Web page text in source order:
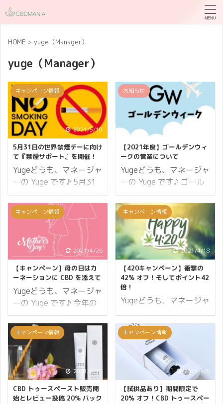
HOME > yuge（Manager）
yuge（Manager）
キャンペーン情報
2021/5/10
5月31日の世界禁煙デーに向け
て『禁煙サポート』を開催！
Yugeどうも、マネージャ
ーの Yuge です♪ 5月31
日は世界禁煙デーという
のはご存じでしたか？
WHO（世界保健機関）
により定められていて、
日本では「SMART LIFE
PROJECT」を立ち上げ
て賛同しているのです。
厚生労働省では5月31日
から6月6日を禁煙週間と
定めています。 この機会
に禁煙を始める人が多い
ということで、
CBDMANiA でも禁煙する
人を応援します！ キャン
ペーンの概要はこちら ↯
ポイント8倍 禁煙サポー
トプロジェクト 必ずもら
えるプレゼント それでは
お知らせ
【2021年度】ゴールデンウィ
ークの営業について
Yugeどうも、マネージャ
ーの Yuge です♪ ゴール
デンウィークの営業につ
いてお知らせします。
CBDMANiA の店舗につき
ましては「コロナ禍での
営業について」でご案内
申し上げた通り変わりあ
りません。 この記事では
ゴールデンウィークの配
送とメールやお電話での
問い合わせ対応について
お知らせします。 配送に
ついて ゴールデンウィー
クの配送業務は下記の通
りです。 4月29日(木)：
休業 4月30日(金)：13時
まで当日発送 5月01日
(土)：休業 5月02日
(日)：休業 5月03日
キャンペーン情報
2021/4/26
【キャンペーン】母の日はカ
ーネーションに CBD を添えて
Yugeどうも、マネージャ
ーの Yuge です♪ 今年の
母の日は CBD を贈って
みてはいかがでしょう
か？ CBDMANiA では母
の日に CBD 製品をプレ
ゼントするという人を応
援します♪ キャンペーン
の概要はこちら↯ ポイン
ト8倍 CBD サポートプロ
キャンペーン情報
2021/4/18
【420キャンペーン】衝撃の
42% オフ！そしてポイント42
倍！
Yugeどうも、マネージャ
月20日がやってきます。
420というのは度々「マ
リファナ」を指す言葉と
して使われますが、その
語源というのは諸説あっ
て明らかになっていませ
ん。 とはいえ、この日は
キャンペーン情報
2021/4/15
CBD トゥースペースト販売開
始とレビュー投稿 20% バック
キャンペーン情報
2021/4/5
【試供品あり】期間限定で
20% オフ！CBD トゥースペー